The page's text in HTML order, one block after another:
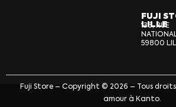
FUJI
LILLE
136, RUE
59800
Fuji Store – Copyright © 2026 – Tous
amour à Kanto.